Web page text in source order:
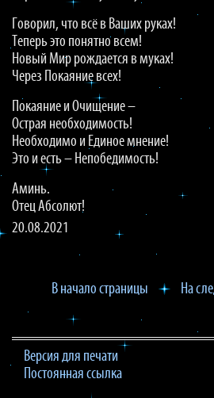
Говорил, что всё в Ваших руках!
Теперь это понятно всем!
Новый Мир рождается в муках!
Через Покаяние всех!
Покаяние и Очищение –
Острая необходимость!
Необходимо и Единое мнение!
Это и есть – Непобедимость!
Аминь.
Отец Абсолют!
20.08.2021
В начало страницы На
Версия для печати
Постоянная ссылка